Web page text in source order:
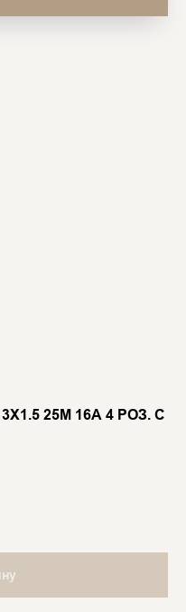
3X1.5 25М 16А 4 РОЗ. С